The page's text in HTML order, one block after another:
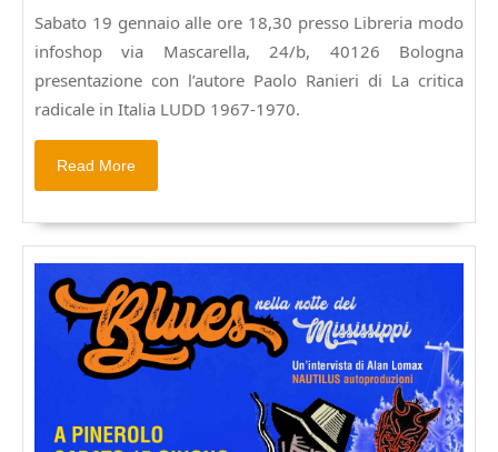
critica
radicale
in
Italia
1967-
1970.
Sabato 19 gennaio alle ore 18,30 presso Libreria modo
infoshop via Mascarella, 24/b, 40126 Bologna
presentazione con l’autore Paolo Ranieri di La critica
radicale in Italia LUDD 1967-1970.
Read More
More